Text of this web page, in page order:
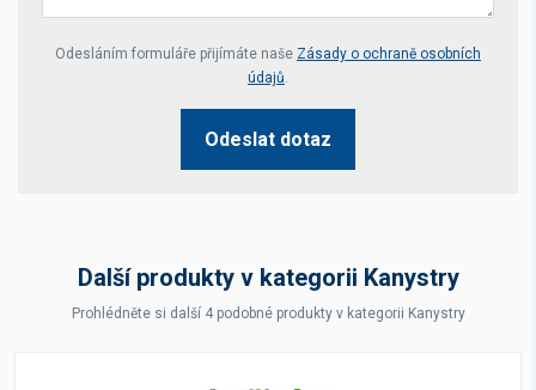
Your website *
Odesláním formuláře přijímáte naše Zásady o ochraně osobních
údajů.
Odeslat dotaz
Další produkty v kategorii Kanystry
Prohlédněte si další 4 podobné produkty v kategorii Kanystry